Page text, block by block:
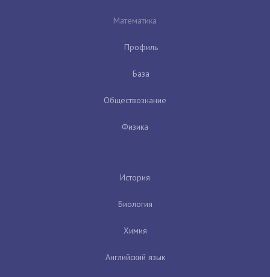
Математика
Профиль
База
Обществознание
Физика
История
Биология
Химия
Английский язык